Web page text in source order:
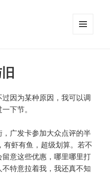
因为某种原因，我可以调
下节。
广发卡参加大众点评的半
虾有鱼，超级划算。若不
意这些优惠，哪里哪里打
特意拉着我，我还真不知